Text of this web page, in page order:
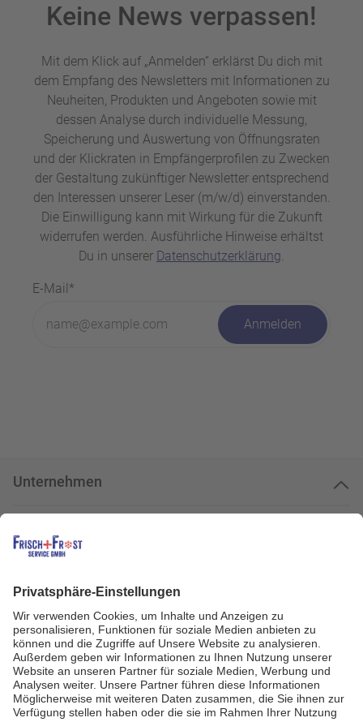
Keine News verpassen!
Mit dem Klick auf „Anmelden“ erklärst Du dich mit
dem Empfang des Newsletters mit Informationen zu
Neuheiten, Produkten und Angeboten sowie mit
dessen Analyse durch individuelle Messung,
Speicherung und Auswertung von Öffnungsraten
und der Klickraten in Empfängerprofilen zu Zwecken
der Gestaltung zukünftiger Newsletter entsprechend
den Interessen unserer Leser (m/w/d) einverstanden.
Die Einwilligung kann mit Wirkung für die Zukunft
widerrufen werden. Ausführliche Hinweise erhältst
Du in unserer Datenschutzerklärung.
E-Mail*
Anmelden
Unternehmen
Zahlungsarten